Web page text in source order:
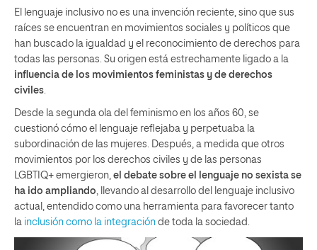
El lenguaje inclusivo no es una invención reciente, sino que sus
raíces se encuentran en movimientos sociales y políticos que
han buscado la igualdad y el reconocimiento de derechos para
todas las personas. Su origen está estrechamente ligado a la
influencia de los movimientos feministas y de derechos
civiles
Desde la segunda ola del feminismo en los años 60, se
cuestionó cómo el lenguaje reflejaba y perpetuaba la
subordinación de las mujeres. Después, a medida que otros
movimientos por los derechos civiles y de las personas
LGBTIQ+ emergieron, el debate sobre el lenguaje no sexista se
ha ido ampliando , llevando al desarrollo del lenguaje inclusivo
actual, entendido como una herramienta para favorecer tanto
la inclusión como la integración de toda la sociedad.